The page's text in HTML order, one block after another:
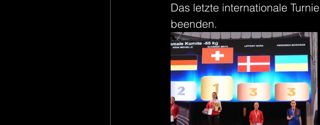
Das letzte internationale
beenden.